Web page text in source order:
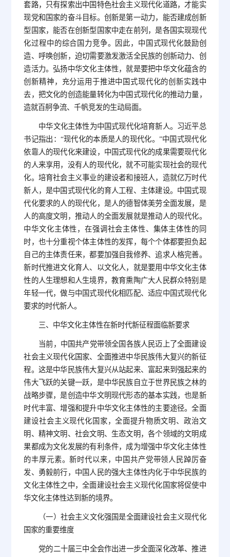
套路，只有探索出中国特色社会主义现代化道路，才能实
现党和国家的奋斗目标。创新是第一动力，能否建成创新
型国家，能否在创新型国家中走在前列，是各国实现现代
化过程中的综合国力竞争。因此，中国式现代化鼓励创
造、呼唤创新，迫切需要激发激活全民族的创新动力、创
造活力。弘扬中华文化主体性，就是要把中华文化蕴含的
创新精神，充分运用于推进中国式现代化的创新实践中
去，把文化的创造能量转化为中国式现代化的推动力量，
造就百舸争流、千帆竞发的生动局面。
中华文化主体性为中国式现代化培育新人。习近平总
书记指出：“现代化的本质是人的现代化。”中国式现代化
依靠人的现代化来建设，中国式现代化的成果需要现代化
的人来享用，没有人的现代化，就不可能实现社会的现代
化。培育社会主义事业的建设者和接班人，造就亿万时代
新人，是中国式现代化的育人工程、主体建设。中国式现
代化要求的人的现代化，是人的德智体美劳全面发展，是
人的高度文明，推动人的全面发展就是推动人的现代化。
中华文化主体性，在强调社会主体性、集体主体性的同
时，也十分重视个体主体性的发挥，每个个体都要担负起
自己的主体责任来，都要加强自我修养、追求人格完善。
新时代推进文化育人、以文化人，就是要用中华文化主体
性的人生理想和人生境界，教育熏陶广大人民群众特别是
年轻一代，做与中国式现代化相匹配、适应中国式现代化
要求的时代新人。
三、中华文化主体性在新时代新征程面临新要求
当前，中国共产党带领全国各族人民迈上了全面建设
社会主义现代化国家、全面推进中华民族伟大复兴的新征
程。这是中华民族伟大复兴从站起来、富起来到强起来的
伟大飞跃的关键一跃，是中华民族自立于世界民族之林的
战略步骤，是创造中华文明现代形态的基本实践，也是新
时代丰富、增强和提升中华文化主体性的主要途径。全面
建设社会主义现代化国家，全面提升物质文明、政治文
明、精神文明、社会文明、生态文明，各个领域的文明成
果都成为文化发展的有利条件，成为增强中华文化主体性
的丰厚元素。新时代以来，中国共产党带领人民踔厉奋
发、勇毅前行，中国人民的强大主体性内化于中华民族的
文化主体性之中，全面建设社会主义现代化国家将促使中
华文化主体性达到新的境界。
（一）社会主义文化强国是全面建设社会主义现代化
国家的重要维度
党的二十届三中全会作出进一步全面深化改革、推进